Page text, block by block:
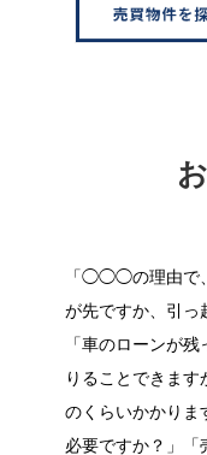
「◯◯◯の理由で
が先ですか、引っ
「車のローンが
りることできま
のくらいかかりま
必要ですか？」「